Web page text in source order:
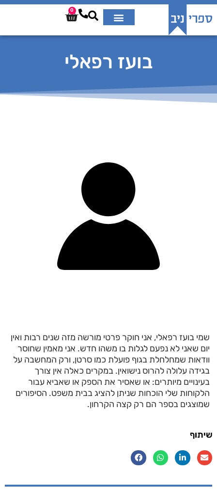
0
בועז רפאלי
שמי בועז רפאלי, אני חוקר פרטי מורשה מזה שנים רבות ואין
יום שאני לא נפעם לגלות בו משהו חדש. אני מאמין שחוסר
וודאות שמחלחלת בגוף פועלת כמו סרטן, ורק המחשבה על
בגידה עלולה להרוס נישואין. במקרים כאלה אין צורך
בעינויים מיותרים: או שאסיר את הספק או שאביא עבור
הלקוחות שלי הוכחות שניתן להציג בבית משפט. הסיפורים
שמוצגים בספר הם רק קצה הקרחון.
שיתוף